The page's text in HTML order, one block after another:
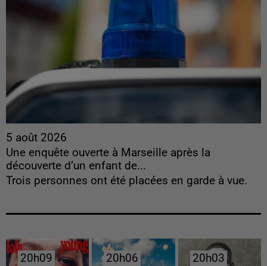
5 août 2026
Une enquête ouverte à Marseille après la
découverte d’un enfant de...
Trois personnes ont été placées en garde à vue.
20h09
20h09 20h06
20h06 20h03
20h03